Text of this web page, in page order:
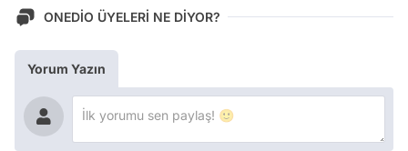
ONEDİO ÜYELERİ NE DİYOR?
Yorum Yazın